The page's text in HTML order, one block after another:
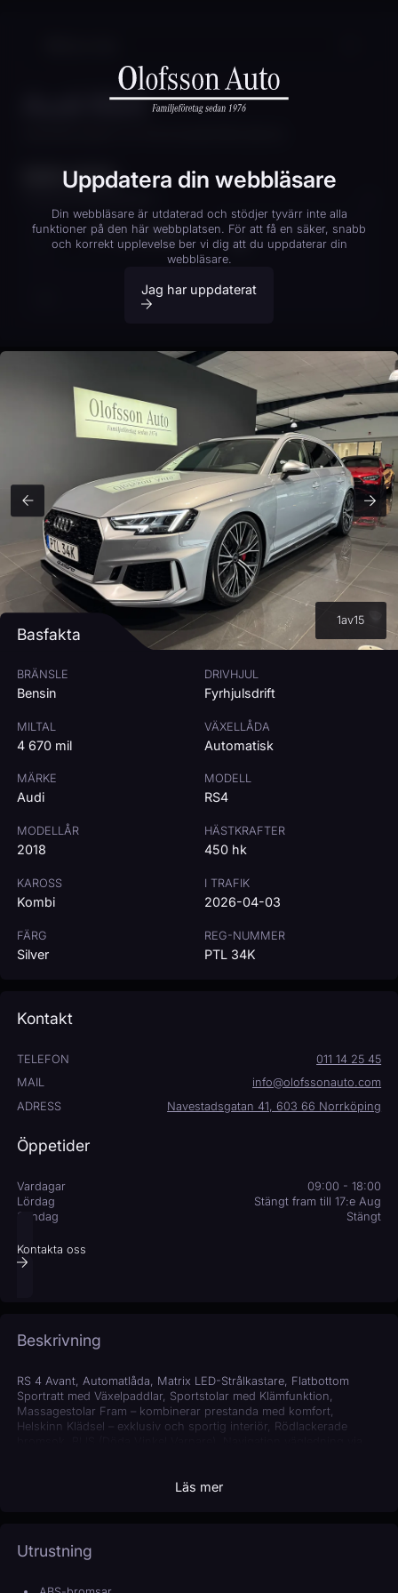
Uppdatera din webbläsare
Din webbläsare är utdaterad och stödjer tyvärr inte alla
funktioner på den här webbplatsen. För att få en säker, snabb
och korrekt upplevelse ber vi dig att du uppdaterar din
webbläsare.
Jag har uppdaterat
1av15
Audi RS4
569 000kr
Finansieringskalkylator
KONTANTINSATS 20% (113 800kr)
12 mån 24 mån 36 mån
RESTVÄRDE:
7%
15%
MÅNADSKOSTNAD 5 963kr/mån
Beräkningen är ungefärlig och baseras på bilens pris, vald kontantinsats,
avbetalningstid och ränta.
PTL 34K KOPIERA
Boka provkörning
Basfakta
BRÄNSLE
Bensin
DRIVHJUL
Fyrhjulsdrift
MILTAL
4 670 mil
VÄXELLÅDA
Automatisk
MÄRKE
Audi
MODELL
RS4
MODELLÅR
2018
HÄSTKRAFTER
450 hk
KAROSS
Kombi
I TRAFIK
2026-04-03
FÄRG
Silver
REG-NUMMER
PTL 34K
Kontakt
TELEFON
011 14 25 45
MAIL
info@olofssonauto.com
ADRESS
Navestadsgatan 41, 603 66 Norrköping
Öppetider
Vardagar
09:00 - 18:00
Lördag
Stängt fram till 17:e Aug
Söndag
Stängt
Kontakta oss
Beskrivning
RS 4 Avant, Automatlåda, Matrix LED-Strålkastare, Flatbottom
Sportratt med Växelpaddlar, Sportstolar med Klämfunktion,
Massagestolar Fram – kombinerar prestanda med komfort,
Helskinn Klädsel – exklusiv och sportig interiör, Rödlackerade
Handsfree, Sätesvärme, För mer info vänligen ring eller maila!
Läs mer
Utrustning